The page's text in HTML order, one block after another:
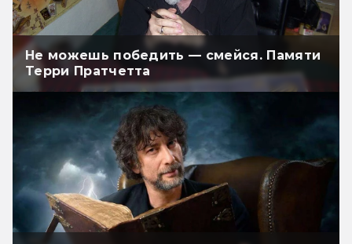
Не можешь победить — смейся. Памяти
Терри Пратчетта